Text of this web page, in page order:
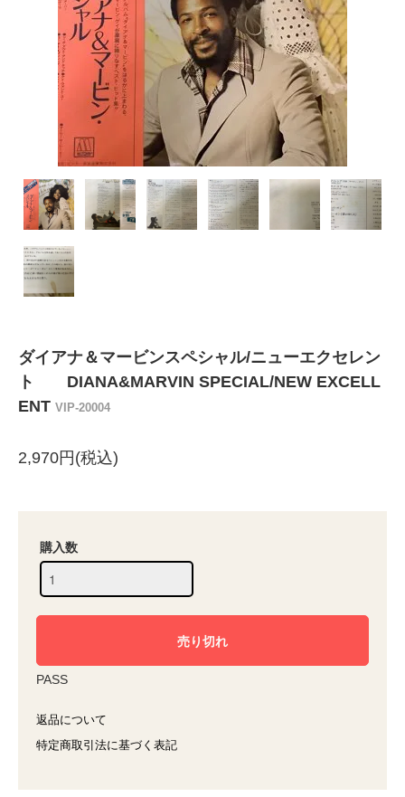
ダイアナ＆マービンスペシャル/ニューエクセレン
ト DIANA&MARVIN SPECIAL/NEW EXCELL
ENT VIP-20004
2,970円(税込)
購入数
PASS
返品について
特定商取引法に基づく表記